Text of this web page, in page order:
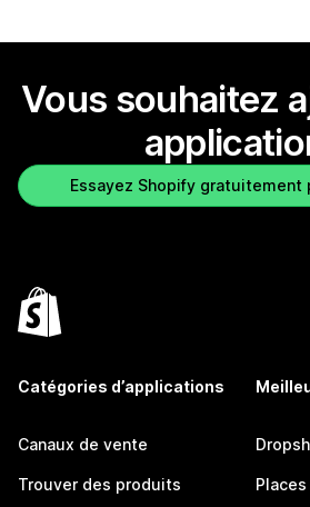
Vous souhaitez
Essayez Shopify gratuitement
Catégories d’applications
Canaux de vente
Trouver des produits